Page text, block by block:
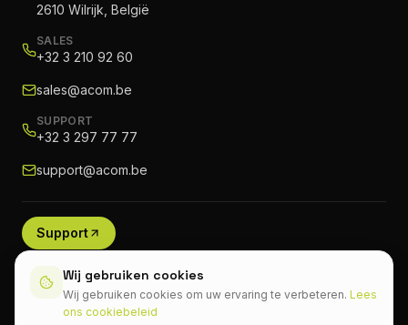
Wij gebruiken cookies
Wij gebruiken cookies om uw ervaring te verbeteren. Lees
ons cookiebeleid
2610 Wilrijk, België
SALES
+32 3 210 92 60
sales@acom.be
SUPPORT
+32 3 297 77 77
support@acom.be
Support